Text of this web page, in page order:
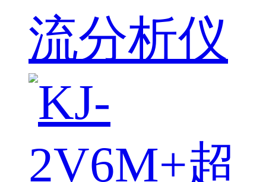
流分析仪